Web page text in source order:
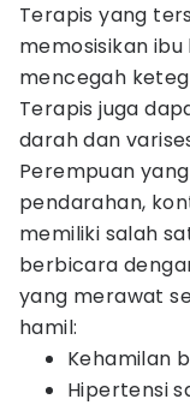
Terapis yang
memosisikan
mencegah
Terapis juga
darah dan
Perempuan
pendarahan,
memiliki salah
berbicara
yang merawat
hamil:
Kehamilan
Hipertensi